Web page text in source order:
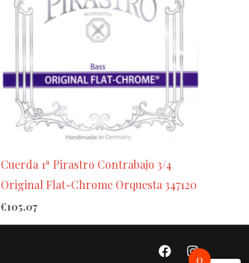
Cuerda 1ª Pirastro Contrabajo 3/4
Original Flat-Chrome Orquesta 347120
€105.07
0